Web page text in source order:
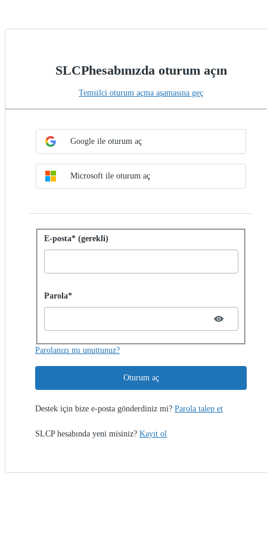
SLCPhesabınızda oturum açın
Temsilci oturum açma aşamasına geç
SSO ile oturum aç
Google ile oturum aç
Microsoft ile oturum aç
Parolayla oturum aç
E-posta* (gerekli)
Password hidden
Parola*
Parolanızı mı unuttunuz?
Oturum aç
Destek için bize e-posta gönderdiniz mi? Parola talep et
SLCP hesabında yeni misiniz? Kayıt ol